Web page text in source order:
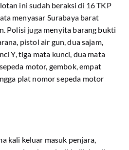
ini sudah beraksi di 16 TKP
menyasar Surabaya barat
Polisi juga menyita barang bukti
pistol air gun, dua sajam,
Y, tiga mata kunci, dua mata
motor, gembok, empat
plat nomor sepeda motor
kali keluar masuk penjara,